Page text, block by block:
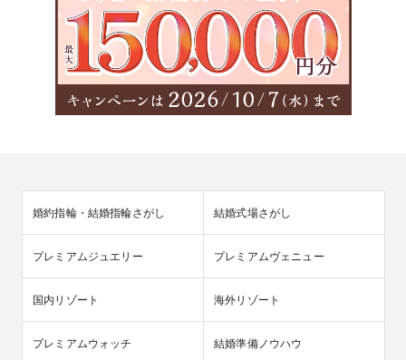
婚約指輪・結婚指輪さがし 結婚式場さがし
プレミアムジュエリー プレミアムヴェニュー
国内リゾート 海外リゾート
プレミアムウォッチ 結婚準備ノウハウ